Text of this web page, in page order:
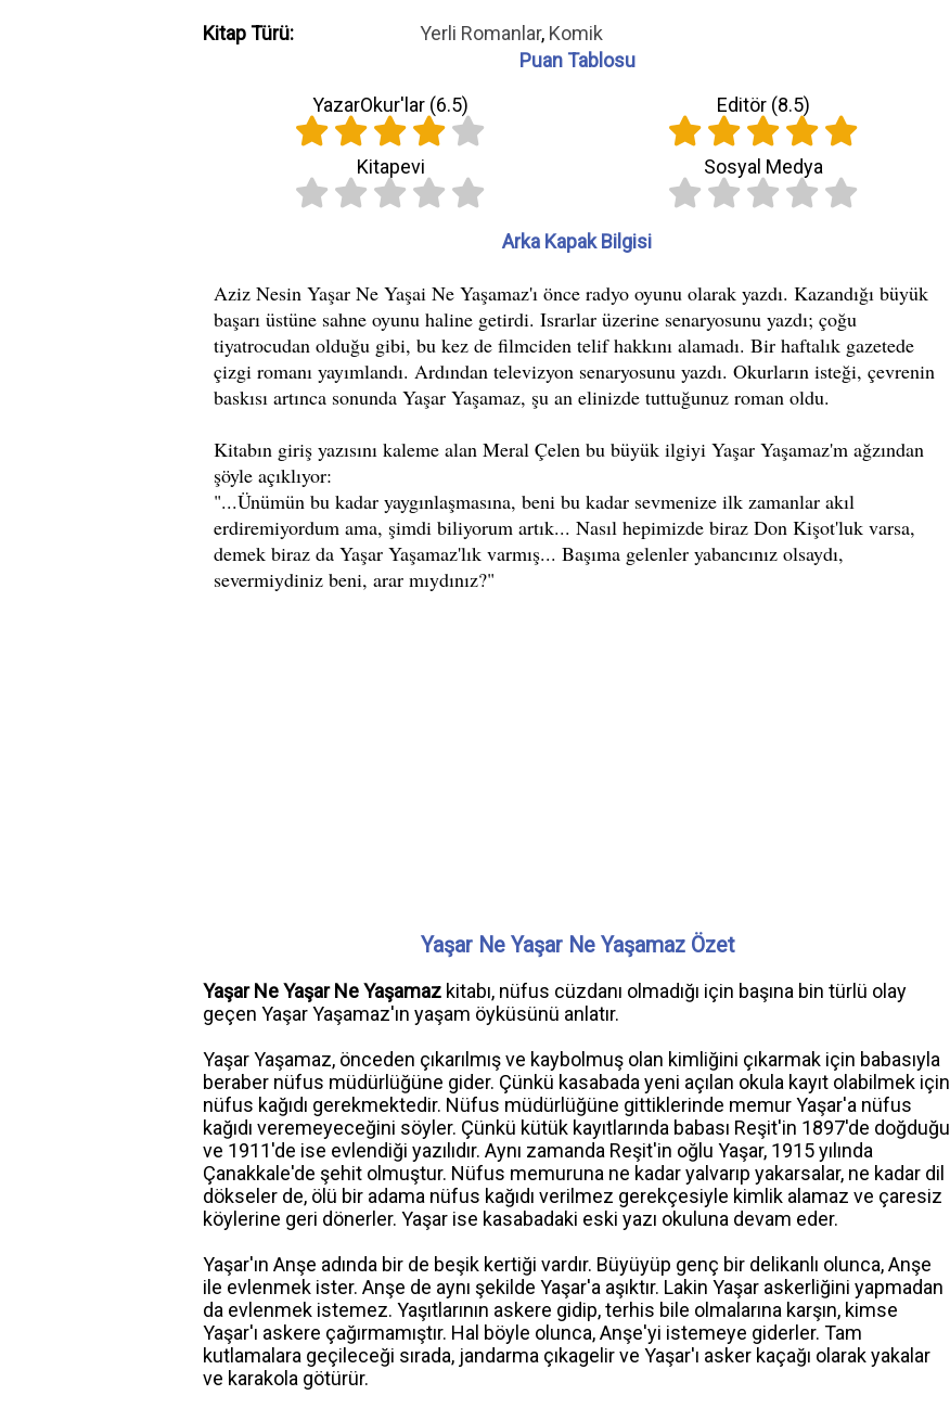
Kitap Türü: Yerli Romanlar, Komik
Puan Tablosu
YazarOkur'lar (6.5) Editör (8.5)
Kitapevi Sosyal Medya
Arka Kapak Bilgisi
Yaşar Ne Yaşar Ne Yaşamaz Özet
Yaşar Ne Yaşar Ne Yaşamaz kitabı, nüfus cüzdanı olmadığı için başına bin türlü olay
geçen Yaşar Yaşamaz'ın yaşam öyküsünü anlatır.
Yaşar Yaşamaz, önceden çıkarılmış ve kaybolmuş olan kimliğini çıkarmak için babasıyla
beraber nüfus müdürlüğüne gider. Çünkü kasabada yeni açılan okula kayıt olabilmek için
nüfus kağıdı gerekmektedir. Nüfus müdürlüğüne gittiklerinde memur Yaşar'a nüfus
kağıdı veremeyeceğini söyler. Çünkü kütük kayıtlarında babası Reşit'in 1897'de doğduğu
ve 1911'de ise evlendiği yazılıdır. Aynı zamanda Reşit'in oğlu Yaşar, 1915 yılında
Çanakkale'de şehit olmuştur. Nüfus memuruna ne kadar yalvarıp yakarsalar, ne kadar dil
dökseler de, ölü bir adama nüfus kağıdı verilmez gerekçesiyle kimlik alamaz ve çaresiz
köylerine geri dönerler. Yaşar ise kasabadaki eski yazı okuluna devam eder.
Yaşar'ın Anşe adında bir de beşik kertiği vardır. Büyüyüp genç bir delikanlı olunca, Anşe
ile evlenmek ister. Anşe de aynı şekilde Yaşar'a aşıktır. Lakin Yaşar askerliğini yapmadan
da evlenmek istemez. Yaşıtlarının askere gidip, terhis bile olmalarına karşın, kimse
Yaşar'ı askere çağırmamıştır. Hal böyle olunca, Anşe'yi istemeye giderler. Tam
kutlamalara geçileceği sırada, jandarma çıkagelir ve Yaşar'ı asker kaçağı olarak yakalar
ve karakola götürür.